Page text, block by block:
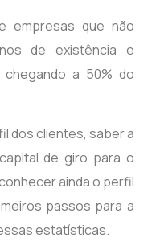
empresas que não
de existência e
chegando a 50% do
dos clientes, saber a
de giro para o
ainda o perfil
passos para a
estatísticas.